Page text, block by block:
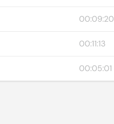
00:09:20
00:11:13
00:05:01